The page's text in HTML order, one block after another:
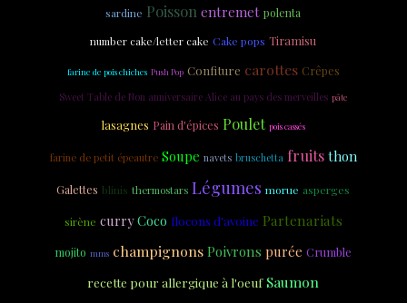
sardine Poisson entremet polenta
number cake/letter cake Cake pops Tiramisu
farine de pois chiches Push Pop Confiture carottes Crêpes
Sweet Table de Non anniversaire Alice au pays des merveilles pâte
lasagnes Pain d'épices Poulet pois cassés
farine de petit épeautre Soupe navets bruschetta fruits thon
Galettes blinis thermostars Légumes morue asperges
sirène curry Coco flocons d'avoine Partenariats
mojito mms champignons Poivrons purée Crumble
recette pour allergique à l'oeuf Saumon